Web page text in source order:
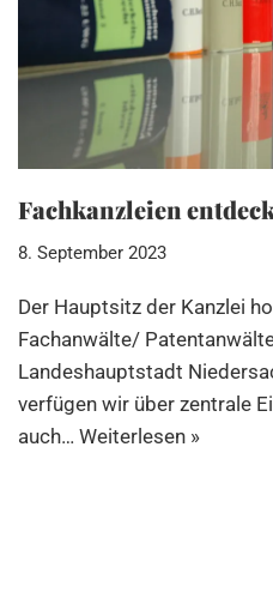
Fachkanzleien
8. September 2023
Der Hauptsitz der Kanzlei
Fachanwälte/
Landeshauptstadt
verfügen wir über zentrale
auch… Weiterlesen »